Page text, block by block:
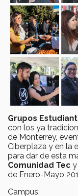
Grupos
con los ya
de Monterrey,
Ciberplaza y en la
para dar de esta
Comunidad Tec
de Enero-Mayo
Campus: